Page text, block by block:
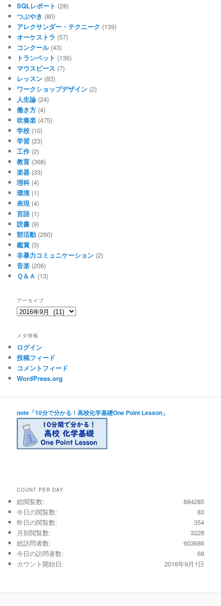
SQLレポート (28)
つぶやき (80)
アレクサンダー・テクニーク (139)
オーケストラ (57)
コンクール(43)
トランペット (136)
マウスピース (7)
レッスン (83)
ワークショップデザイン (2)
人生論 (24)
働き方 (4)
吹奏楽 (475)
学校 (10)
学習 (23)
工作 (2)
教育 (368)
楽器 (33)
理科(4)
環境 (1)
表現 (4)
言語(1)
読書 (9)
部活動 (260)
鑑賞 (3)
非暴力コミュニケーション (2)
音楽 (206)
Ｑ＆Ａ (13)
アーカイブ
ア
イ
ブ
メタ情報
ログイン
投稿フィード
コメントフィード
WordPress.org
note「10分で分かる！高校化学基礎One Point Lesson」
COUNT PER DAY
884285
総閲覧数:
83
今日の閲覧数:
354
昨日の閲覧数:
3228
月別閲覧数:
603686
総訪問者数:
68
今日の訪問者数:
2016年9月1日
カウント開始日: